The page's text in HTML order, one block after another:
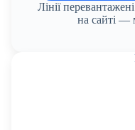
Лінії
на сайті —